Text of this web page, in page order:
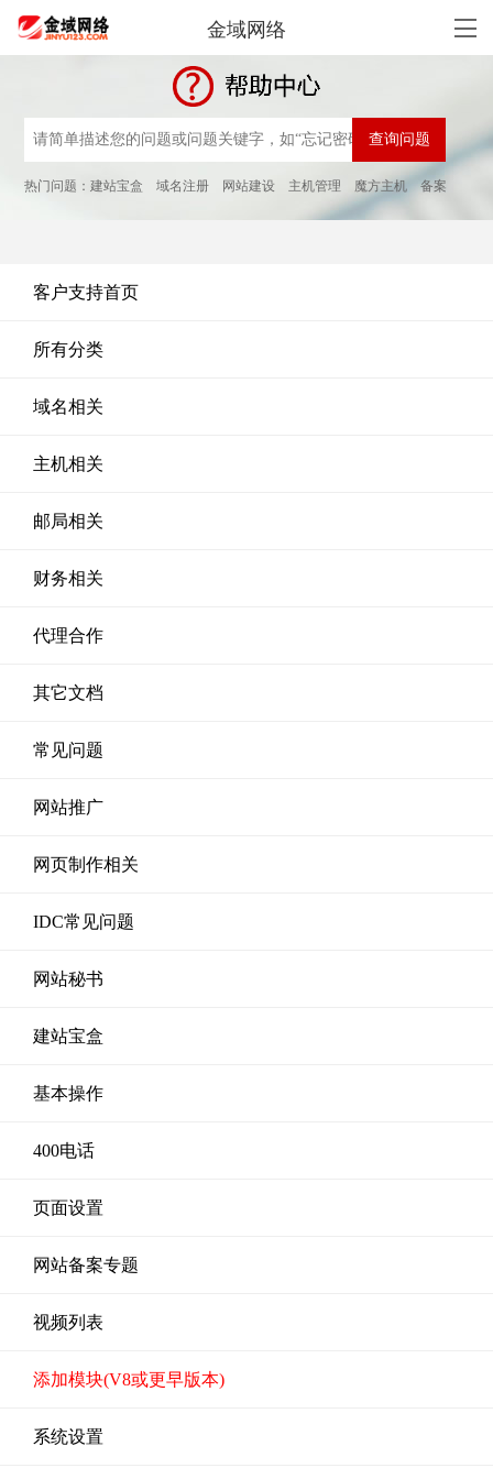
金域网络
热门问题：建站宝盒 域名注册 网站建设 主机管理 魔方主机 备案
客户支持首页
所有分类
域名相关
主机相关
邮局相关
财务相关
代理合作
其它文档
常见问题
网站推广
网页制作相关
IDC常见问题
网站秘书
建站宝盒
基本操作
400电话
页面设置
网站备案专题
视频列表
添加模块(V8或更早版本)
系统设置